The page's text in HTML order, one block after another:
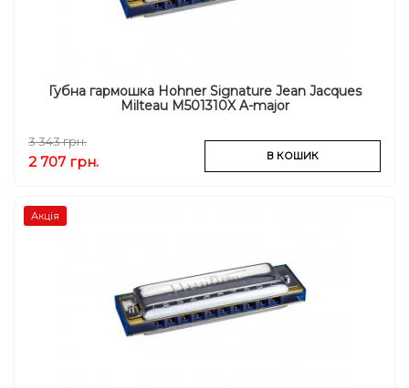
Губна гармошка Hohner Signature Jean Jacques
Milteau M501310X A-major
3 343 грн.
2 707 грн. В КОШИК
Акція